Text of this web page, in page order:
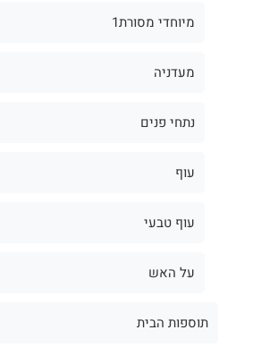
מיוחדי מסורת1
מעדניה
נתחי פנים
עוף
עוף טבעי
על האש
תוספות הבית